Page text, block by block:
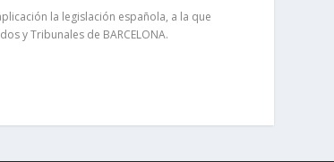
la legislación española, a la que
y Tribunales de BARCELONA.